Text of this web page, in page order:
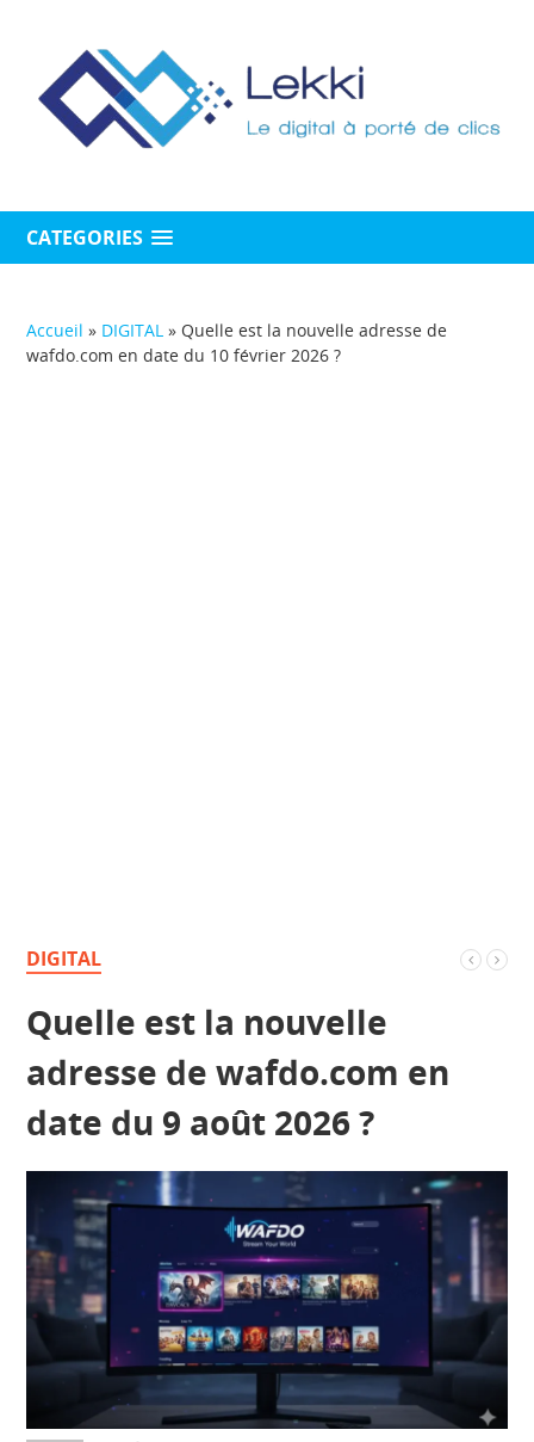
CATEGORIES
Accueil » DIGITAL » Quelle est la nouvelle adresse de
wafdo.com en date du 10 février 2026 ?
DIGITAL
Quelle est la nouvelle
adresse de wafdo.com en
date du 9 août 2026 ?